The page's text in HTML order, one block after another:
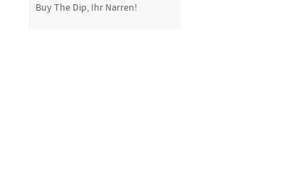
Buy The Dip, Ihr Narren!